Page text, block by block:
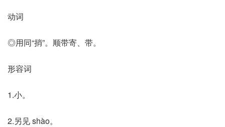
动词
◎用同“捎”。顺带寄、带。
形容词
1.小。
2.另见 shào。